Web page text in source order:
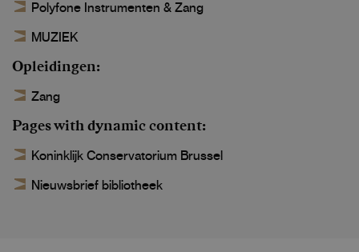
Polyfone Instrumenten & Zang
MUZIEK
Opleidingen
Zang
Pages with dynamic content
Koninklijk Conservatorium Brussel
Nieuwsbrief bibliotheek